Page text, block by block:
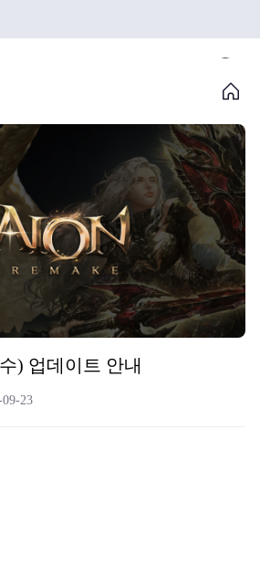
) 업데이트 안내
09-23